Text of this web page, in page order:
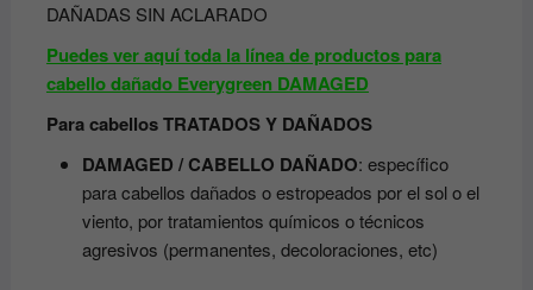
DAÑADAS SIN ACLARADO
Puedes ver aquí toda la línea de productos para
cabello dañado Everygreen DAMAGED
Para cabellos TRATADOS Y DAÑADOS
DAMAGED / CABELLO DAÑADO: específico
para cabellos dañados o estropeados por el sol o el
viento, por tratamientos químicos o técnicos
agresivos (permanentes, decoloraciones, etc)